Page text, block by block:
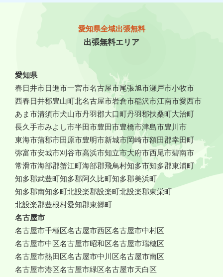
愛知県全域出張無料
出張無料エリア
愛知県
春日井市日進市一宮市名古屋市尾張旭市瀬戸市小牧市
西春日井郡豊山町北名古屋市岩倉市稲沢市江南市愛西市
あま市清須市犬山市丹羽郡大口町丹羽郡扶桑町大治町
長久手市みよし市半田市豊田市豊橋市津島市豊川市
東海市蒲郡市田原市豊明市新城市岡崎市額田郡幸田町
弥富市安城市刈谷市高浜市知立市大府市西尾市碧南市
常滑市海部郡蟹江町海部郡飛鳥村知多市知多郡東浦町
知多郡武豊町知多郡阿久比町知多郡美浜町
知多郡南知多町北設楽郡設楽町北設楽郡東栄町
北設楽郡豊根村愛知郡東郷町
名古屋市
名古屋市千種区名古屋市西区名古屋市中村区
名古屋市中区名古屋市昭和区名古屋市瑞穂区
名古屋市熱田区名古屋市中川区名古屋市南区
名古屋市港区名古屋市緑区名古屋市天白区